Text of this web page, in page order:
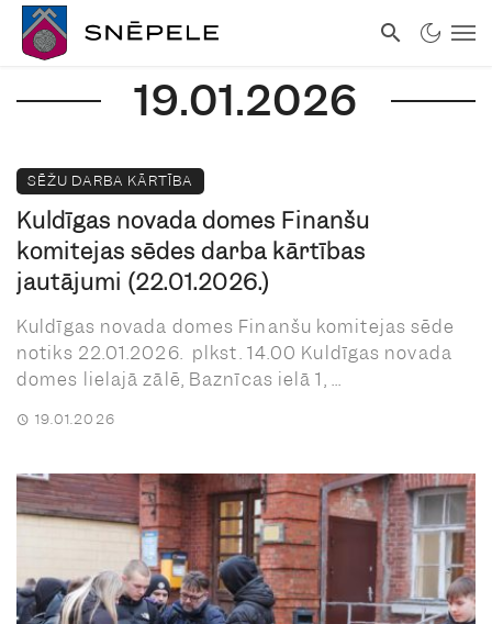
19.01.2026
SĒŽU DARBA KĀRTĪBA
Kuldīgas novada domes Finanšu
komitejas sēdes darba kārtības
jautājumi (22.01.2026.)
Kuldīgas novada domes Finanšu komitejas sēde
notiks 22.01.2026. plkst. 14.00 Kuldīgas novada
domes lielajā zālē, Baznīcas ielā 1, ...
19.01.2026